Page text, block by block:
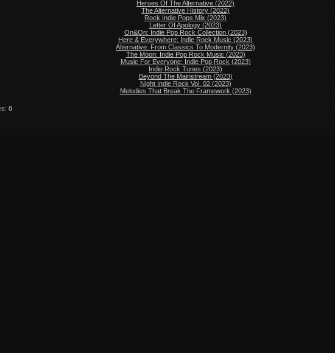
Heroes Of The Alternative (2022)
The Alternative History (2022)
Rock Indie Pops Mix (2023)
Letter Of Apology (2023)
On&On: Indie Pop Rock Collection (2023)
Here & Everywhere: Indie Rock Music (2023)
Alternative: From Classics To Modernity (2023)
The Moon: Indie Pop Rock Music (2023)
Music For Everyone: Indie Pop Rock (2023)
Indie Rock Tunes (2023)
Beyond The Mainstream (2023)
Night Indie Rock Vol. 02 (2023)
Melodies That Break The Framework (2023)
: 0